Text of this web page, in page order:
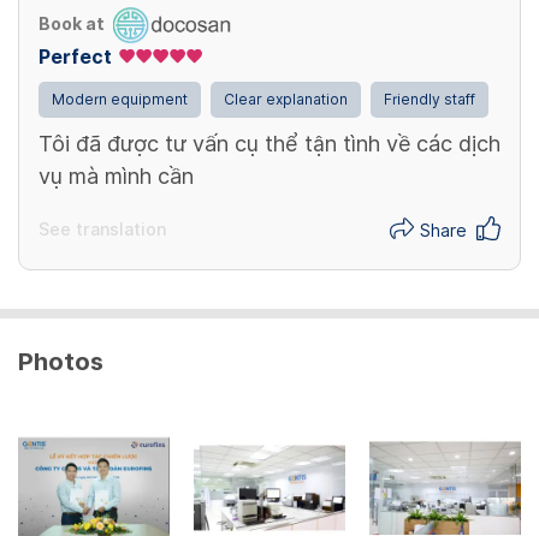
Book at
Perfect
Modern equipment Clear explanation Friendly staff
Tôi đã được tư vấn cụ thể tận tình về các dịch
vụ mà mình cần
See translation Share
Photos